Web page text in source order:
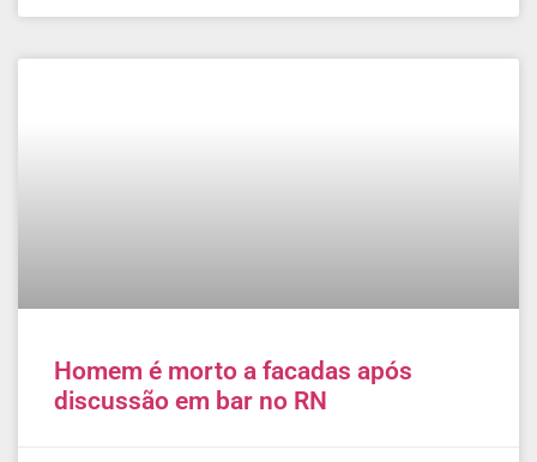
Homem é morto a facadas após
discussão em bar no RN